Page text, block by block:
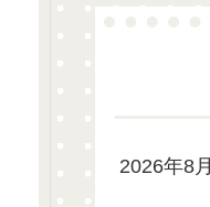
2026年8月